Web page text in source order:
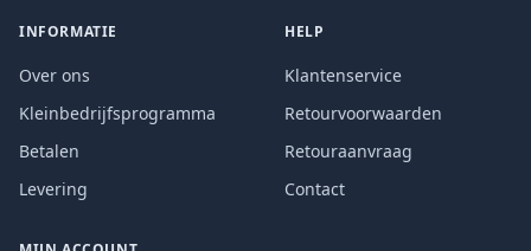
INFORMATIE
Over ons
Kleinbedrijfsprogramma
Betalen
Levering
HELP
Klantenservice
Retourvoorwaarden
Retouraanvraag
Contact